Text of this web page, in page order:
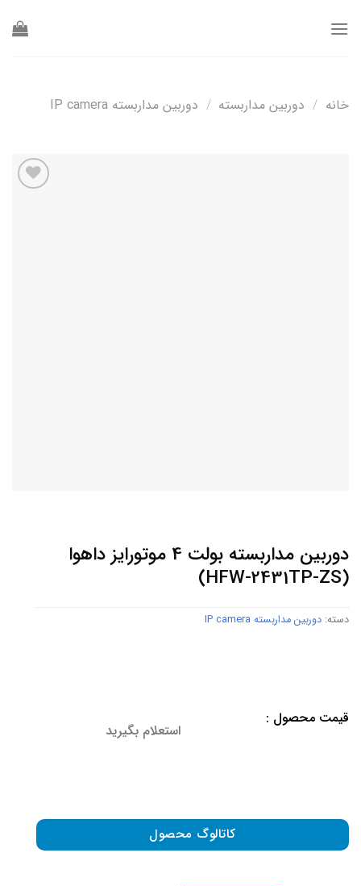
خانه / دوربین مداربسته / دوربین مداربسته IP camera
دوربین مداربسته بولت 4 موتورایز داهوا
(HFW-2431TP-ZS)
دسته: دوربین مداربسته IP camera
قیمت محصول :
استعلام بگیرید
کاتالوگ محصول